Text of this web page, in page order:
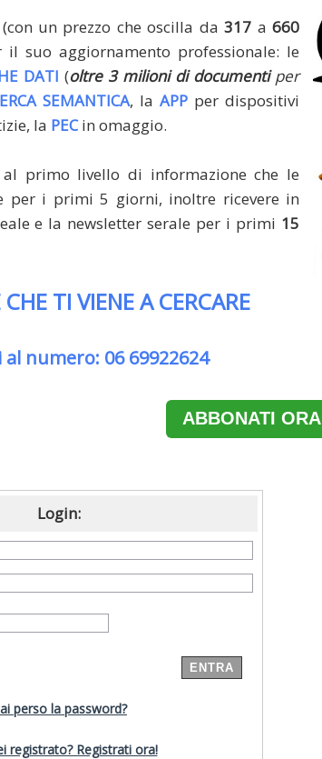
un prezzo che oscilla da317 a660
il suo aggiornamento professionale: le
DATI (oltre 3 milioni di documentiper
SEMANTICA, la APP per dispositivi
la PECin omaggio.
al primo livello di informazione che le
per i primi 5 giorni, inoltre ricevere in
e la newsletter serale per i primi 15
TI VIENE A CERCARE
numero: 06 69922624
ABBONATI ORA
Login:
perso la password?
registrato? Registrati ora!